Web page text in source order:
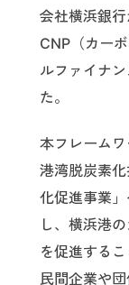
会社横浜銀
CNP（カー
ルファイナ
た。
本フレーム
港湾脱炭素
化促進事業
し、横浜港
を促進する
民間企業や